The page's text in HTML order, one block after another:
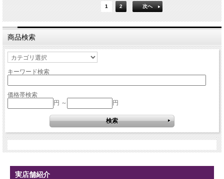
1 2 次へ
商品検索
キーワード検索
価格帯検索
円 ～
円
実店舗紹介